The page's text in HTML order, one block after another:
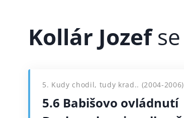
Kollár Jozef
5. Kudy chodil, tudy krad.. (2004-2006)
5.6 Babišovo ovládnutí